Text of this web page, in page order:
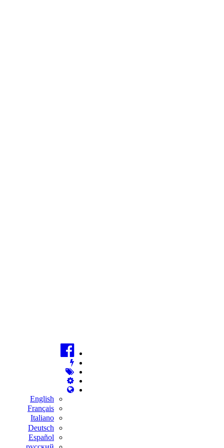
English
Français
Italiano
Deutsch
Español